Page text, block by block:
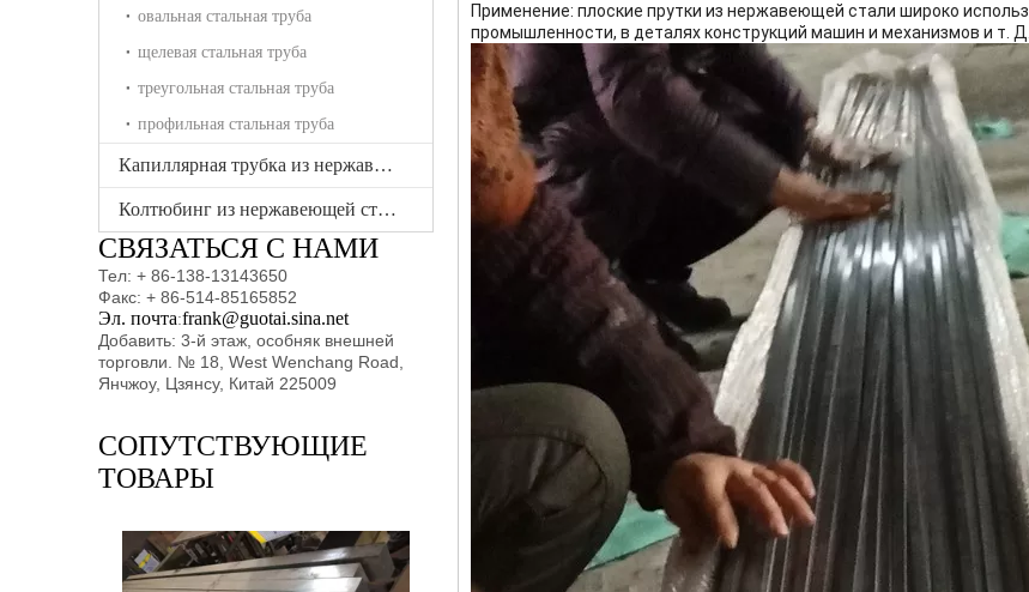
овальная стальная труба
щелевая стальная труба
треугольная стальная труба
профильная стальная труба
Капиллярная трубка из нержавеющей стали
Колтюбинг из нержавеющей стали
СВЯЗАТЬСЯ С НАМИ
Тел: + 86-138-13143650
Факс: + 86-514-85165852
Эл. почта:frank@guotai.sina.net
Добавить: 3-й этаж, особняк внешней
торговли. № 18, West Wenchang Road,
Янчжоу, Цзянсу, Китай 225009
СОПУТСТВУЮЩИЕ
ТОВАРЫ
Применение: плоские прутки из нержавеющей стали широко
промышленности, в деталях конструкций машин и механизмов и т. Д.